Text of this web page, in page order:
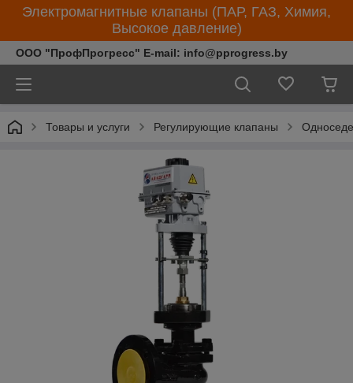
Электромагнитные клапаны (ПАР, ГАЗ, Химия,
Высокое давление)
ООО "ПрофПрогресс" E-mail: info@pprogress.by
Товары и услуги Регулирующие клапаны